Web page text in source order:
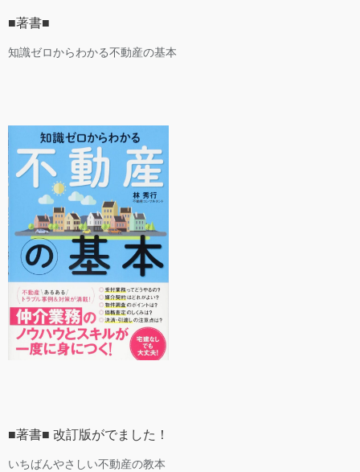
■著書■
知識ゼロからわかる不動産の基本
■著書■ 改訂版がでました！
いちばんやさしい不動産の教本